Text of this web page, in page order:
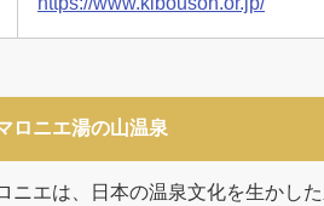
ロニエ湯の山温泉
ニエは、日本の温泉文化を生かし